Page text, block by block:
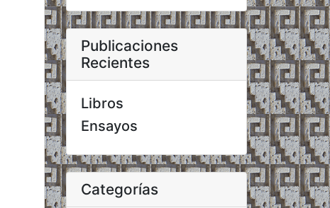
Publicaciones
Recientes
Libros
Ensayos
Categorías